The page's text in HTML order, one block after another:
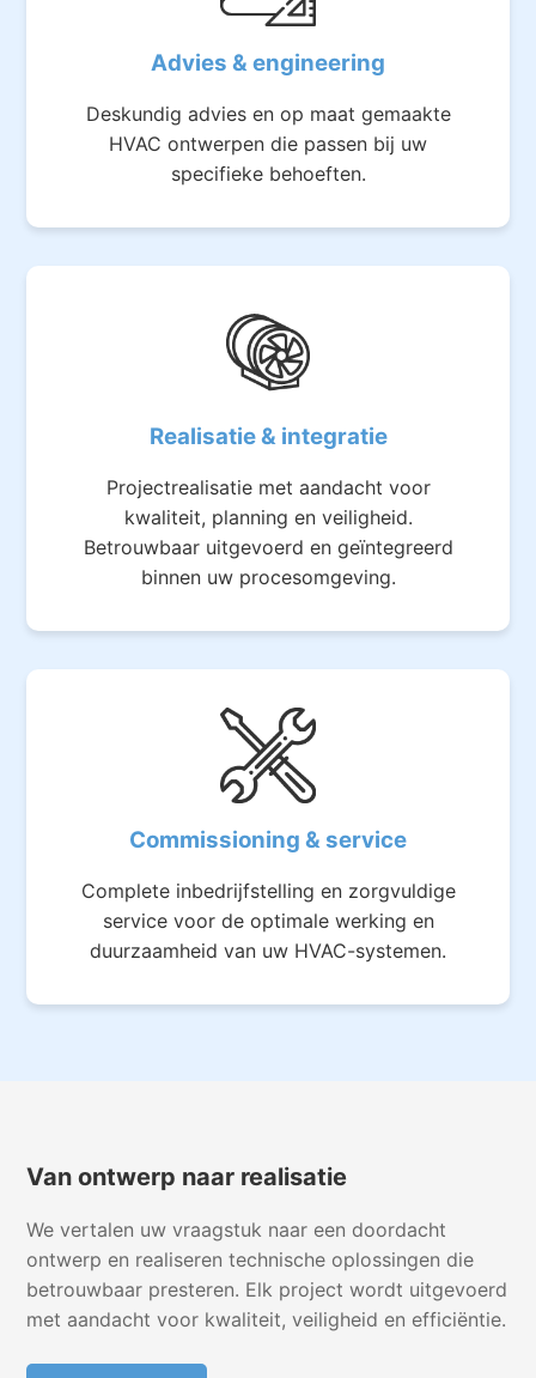
Advies & engineering
Deskundig advies en op maat gemaakte
HVAC ontwerpen die passen bij uw
specifieke behoeften.
Realisatie & integratie
Projectrealisatie met aandacht voor
kwaliteit, planning en veiligheid.
Betrouwbaar uitgevoerd en geïntegreerd
binnen uw procesomgeving.
Commissioning & service
Complete inbedrijfstelling en zorgvuldige
service voor de optimale werking en
duurzaamheid van uw HVAC-systemen.
Van ontwerp naar realisatie
We vertalen uw vraagstuk naar een doordacht
ontwerp en realiseren technische oplossingen die
betrouwbaar presteren. Elk project wordt uitgevoerd
met aandacht voor kwaliteit, veiligheid en efficiëntie.